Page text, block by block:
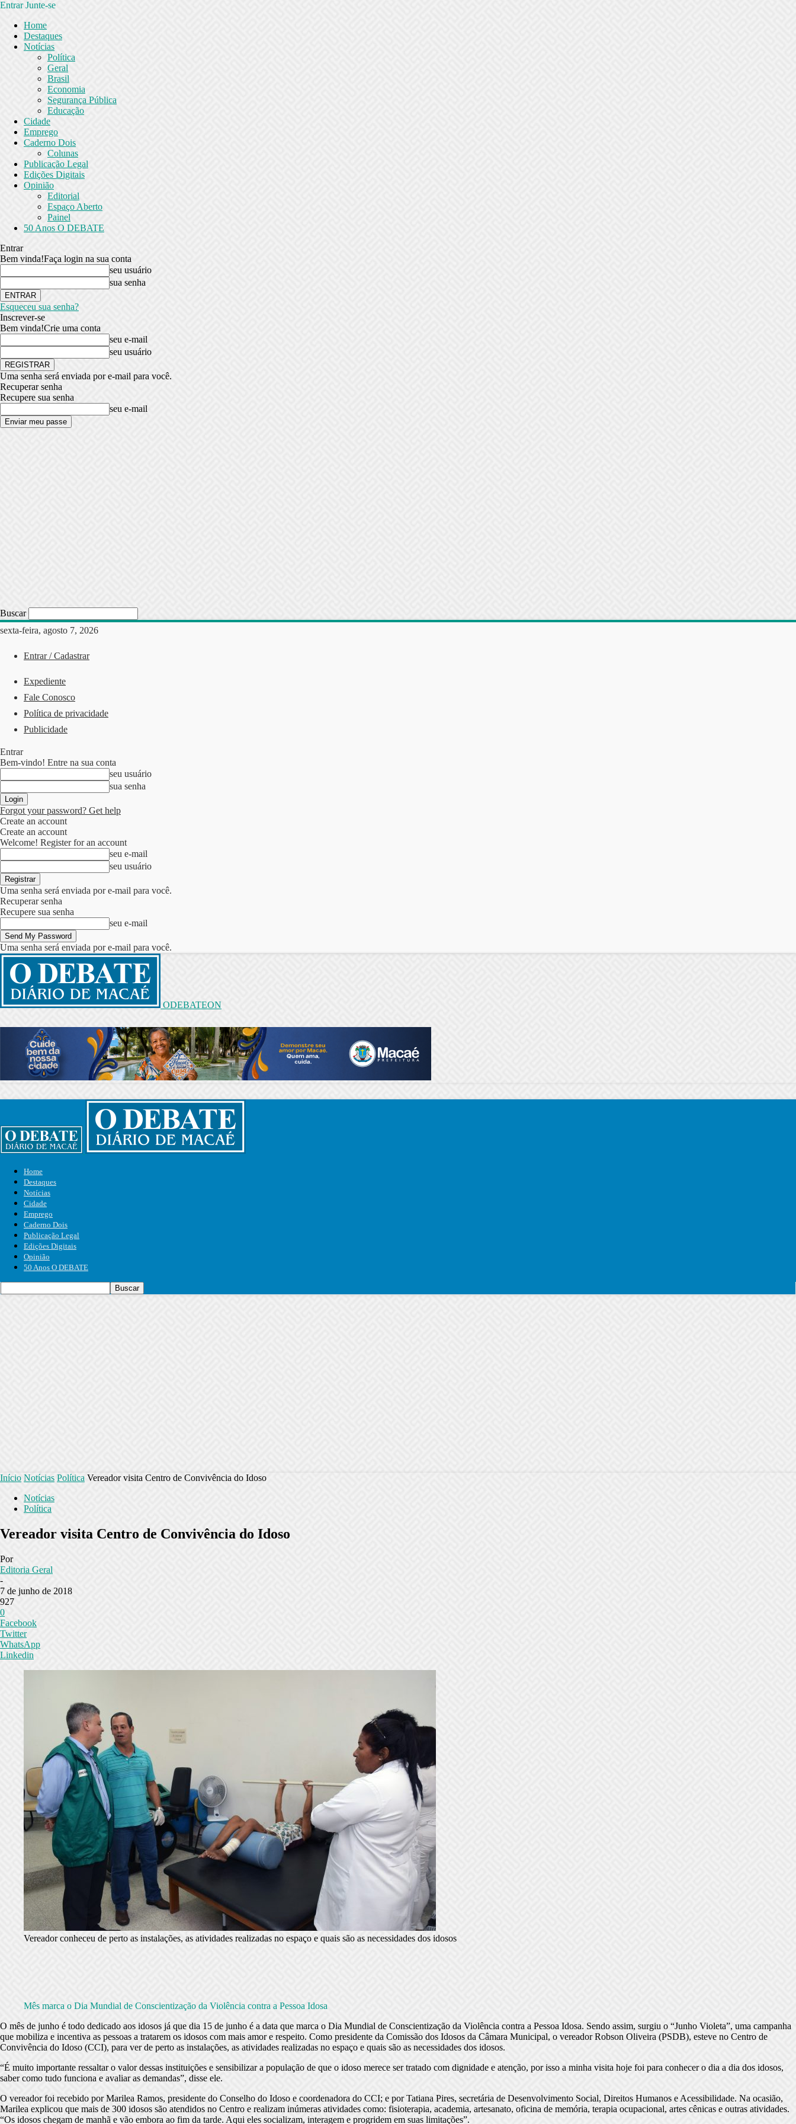
Entrar Junte-se
Home
Destaques
Notícias
Política
Geral
Brasil
Economia
Segurança Pública
Educação
Cidade
Emprego
Caderno Dois
Colunas
Publicação Legal
Edições Digitais
Opinião
Editorial
Espaço Aberto
Painel
50 Anos O DEBATE
Entrar
Bem vinda!Faça login na sua conta
seu usuário
sua senha
Esqueceu sua senha?
Inscrever-se
Bem vinda!Crie uma conta
seu e-mail
seu usuário
Uma senha será enviada por e-mail para você.
Recuperar senha
Recupere sua senha
seu e-mail
Buscar
sexta-feira, agosto 7, 2026
Entrar / Cadastrar
Expediente
Fale Conosco
Política de privacidade
Publicidade
Entrar
Bem-vindo! Entre na sua conta
seu usuário
sua senha
Forgot your password? Get help
Create an account
Create an account
Welcome! Register for an account
seu e-mail
seu usuário
Uma senha será enviada por e-mail para você.
Recuperar senha
Recupere sua senha
seu e-mail
Uma senha será enviada por e-mail para você.
ODEBATEON
Home
Destaques
Notícias
Cidade
Emprego
Caderno Dois
Publicação Legal
Edições Digitais
Opinião
50 Anos O DEBATE
Início Notícias Política Vereador visita Centro de Convivência do Idoso
Notícias
Política
Vereador visita Centro de Convivência do Idoso
Por
Editoria Geral
-
7 de junho de 2018
927
0
Facebook
Twitter
WhatsApp
Linkedin
Vereador conheceu de perto as instalações, as atividades realizadas no espaço e quais são as necessidades dos idosos
Mês marca o Dia Mundial de Conscientização da Violência contra a Pessoa Idosa
O mês de junho é todo dedicado aos idosos já que dia 15 de junho é a data que marca o Dia Mundial de Conscientização da Violência contra a Pessoa Idosa. Sendo assim, surgiu o “Junho Violeta”, uma campanha
que mobiliza e incentiva as pessoas a tratarem os idosos com mais amor e respeito. Como presidente da Comissão dos Idosos da Câmara Municipal, o vereador Robson Oliveira (PSDB), esteve no Centro de
Convivência do Idoso (CCI), para ver de perto as instalações, as atividades realizadas no espaço e quais são as necessidades dos idosos.
“É muito importante ressaltar o valor dessas instituições e sensibilizar a população de que o idoso merece ser tratado com dignidade e atenção, por isso a minha visita hoje foi para conhecer o dia a dia dos idosos,
saber como tudo funciona e avaliar as demandas”, disse ele.
O vereador foi recebido por Marilea Ramos, presidente do Conselho do Idoso e coordenadora do CCI; e por Tatiana Pires, secretária de Desenvolvimento Social, Direitos Humanos e Acessibilidade. Na ocasião,
Marilea explicou que mais de 300 idosos são atendidos no Centro e realizam inúmeras atividades como: fisioterapia, academia, artesanato, oficina de memória, terapia ocupacional, artes cênicas e outras atividades.
“Os idosos chegam de manhã e vão embora ao fim da tarde. Aqui eles socializam, interagem e progridem em suas limitações”.